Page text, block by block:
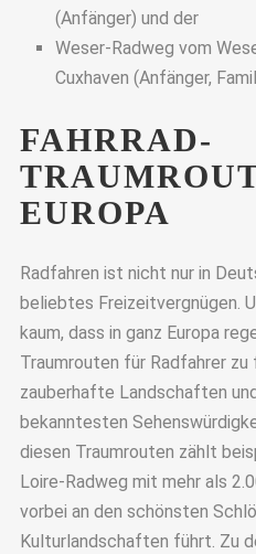
(Anfänger) und der
Weser-Radweg vom
Cuxhaven (Anfänger,
FAHRRAD-
EUROPA
Radfahren ist nicht nur in
beliebtes Freizeitvergnügen.
kaum, dass in ganz Europa
Traumrouten für Radfahrer zu
zauberhafte Landschaften
bekanntesten
diesen Traumrouten zählt
Loire-Radweg mit mehr als
vorbei an den schönsten
Kulturlandschaften führt. Zu